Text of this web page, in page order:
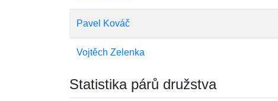
Pavel Kováč
Vojtěch Zelenka
Statistika párů družstva